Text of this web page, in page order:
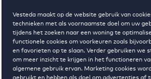
Vesteda maakt op de website gebruik van
technieken met als voornaamste doel om uw
tijdens het zoeken naar een woning te
functionele cookies om voorkeuren zoals
en favorieten op te slaan. Verder gebruiken we
om meer inzicht te krijgen in het functioneren
algemene gebruik ervan. Marketing cookies
Regelmatig beschikbaar